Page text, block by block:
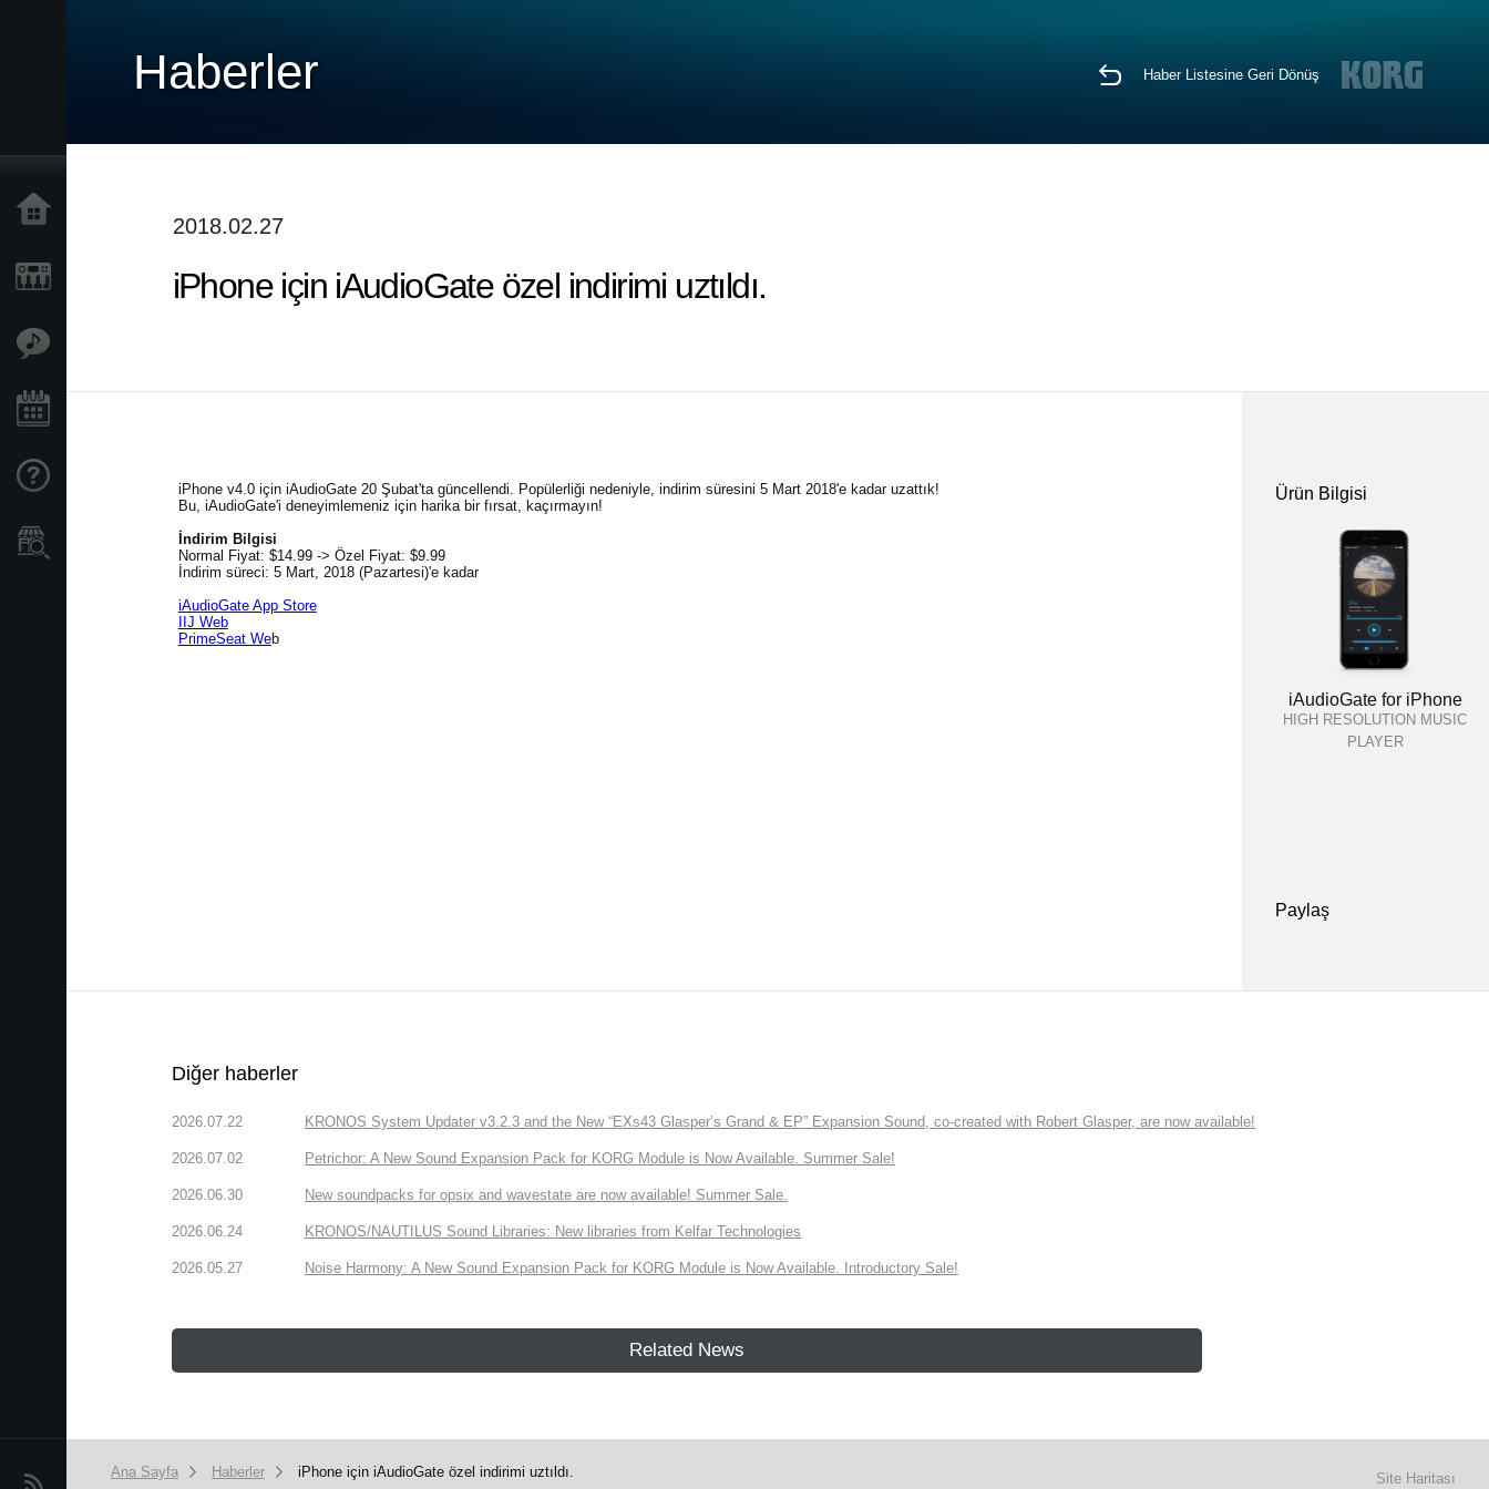
Mağaza Bulucu
Haberler
Haberler Haber Listesine Geri Dönüş
2018.02.27
iPhone için iAudioGate özel indirimi uztıldı.
iPhone v4.0 için iAudioGate 20 Şubat'ta güncellendi. Popülerliği nedeniyle, indirim süresini 5 Mart 2018'e kadar uzattık!
Bu, iAudioGate'i deneyimlemeniz için harika bir fırsat, kaçırmayın!
İndirim Bilgisi
Normal Fiyat: $14.99 -> Özel Fiyat: $9.99
İndirim süreci: 5 Mart, 2018 (Pazartesi)'e kadar
iAudioGate App Store
IIJ Web
PrimeSeat Web
Ürün Bilgisi
iAudioGate for iPhone
HIGH RESOLUTION MUSIC
PLAYER
Paylaş
Diğer haberler
2026.07.22 KRONOS System Updater v3.2.3 and the New “EXs43 Glasper’s Grand & EP” Expansion Sound, co-created with Robert Glasper, are now available!
2026.07.02 Petrichor: A New Sound Expansion Pack for KORG Module is Now Available. Summer Sale!
2026.06.30 New soundpacks for opsix and wavestate are now available! Summer Sale.
2026.06.24 KRONOS/NAUTILUS Sound Libraries: New libraries from Kelfar Technologies
2026.05.27 Noise Harmony: A New Sound Expansion Pack for KORG Module is Now Available. Introductory Sale!
Related News
Ana Sayfa Haberler iPhone için iAudioGate özel indirimi uztıldı. Site Haritası